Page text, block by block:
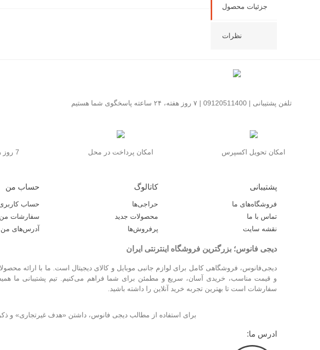
جزئیات محصول
نظرات
تلفن پشتیبانی | 09120511400 | ۷ روز هفته، ۲۴ ساعته پاسخگوی شما هستیم
امکان تحویل اکسپرس امکان پرداخت در محل 7 روز هفته، 24 ساعته
پشتیبانی
فروشگاه‌های ما
تماس با ما
نقشه سایت
کاتالوگ
حراجی‌ها
محصولات جدید
پرفروش‌ها
حساب من
حساب
سفارشات من
آدرس‌های من
دیجی فانوس؛ بزرگترین فروشگاه اینترنتی ایران
دیجی‌فانوس، فروشگاهی کامل برای لوازم جانبی موبایل و کالای دیجیتال است. ما با ارائه
و قیمت مناسب، خریدی آسان، سریع و مطمئن برای شما فراهم می‌کنیم. تیم پشتیبانی ما
سفارشات است تا بهترین تجربه خرید آنلاین را داشته باشید.
برای استفاده از مطالب دیجی فانوس، داشتن «هدف غیرتجاری» و
ادرس ما: